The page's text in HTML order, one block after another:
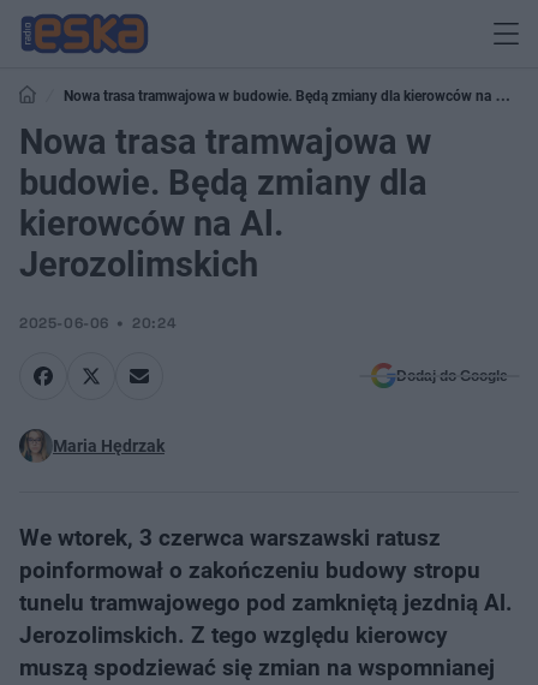
Nowa trasa tramwajowa w budowie. Będą zmiany dla kierowców na Al.
Jerozolimskich
Nowa trasa tramwajowa w
budowie. Będą zmiany dla
kierowców na Al.
Jerozolimskich
2025-06-06 20:24
Dodaj do Google
Maria Hędrzak
We wtorek, 3 czerwca warszawski ratusz
poinformował o zakończeniu budowy stropu
tunelu tramwajowego pod zamkniętą jezdnią Al.
Jerozolimskich. Z tego względu kierowcy
muszą spodziewać się zmian na wspomnianej